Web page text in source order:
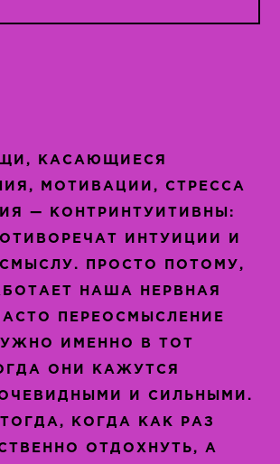
КАСАЮЩИЕСЯ
МОТИВАЦИИ, СТРЕССА
— КОНТРИНТУИТИВНЫ:
ИНТУИЦИИ И
ПРОСТО ПОТОМУ,
НАША НЕРВНАЯ
ПЕРЕОСМЫСЛЕНИЕ
ИМЕННО В ТОТ
ОНИ КАЖУТСЯ
И СИЛЬНЫМИ.
КОГДА КАК РАЗ
ОТДОХНУТЬ, А